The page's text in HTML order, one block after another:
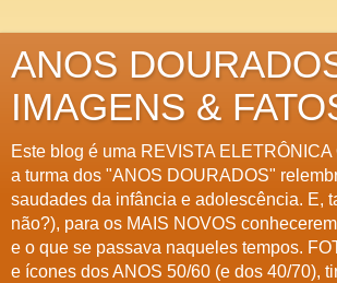
ANOS
IMAGENS &
Este blog é uma REVISTA
a turma dos "ANOS DOURADOS"
saudades da infância e adolescência. E,
não?), para os MAIS NOVOS
e o que se passava naqueles tempos.
e ícones dos ANOS 50/60 (e dos 40/70),